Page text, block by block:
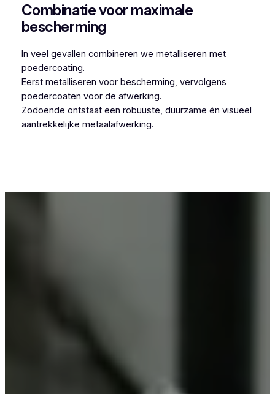
Combinatie voor maximale
bescherming
In veel gevallen combineren we metalliseren met
poedercoating.
Eerst metalliseren voor bescherming, vervolgens
poedercoaten voor de afwerking.
Zodoende ontstaat een robuuste, duurzame én visueel
aantrekkelijke metaalafwerking.